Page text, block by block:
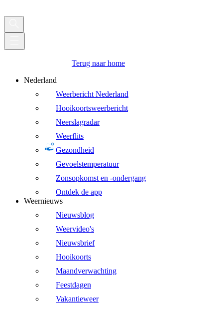
Terug naar home
Nederland
Weerbericht Nederland
Hooikoortsweerbericht
Neerslagradar
Weerflits
Gezondheid
Gevoelstemperatuur
Zonsopkomst en -ondergang
Ontdek de app
Weernieuws
Nieuwsblog
Weervideo's
Nieuwsbrief
Hooikoorts
Maandverwachting
Feestdagen
Vakantieweer